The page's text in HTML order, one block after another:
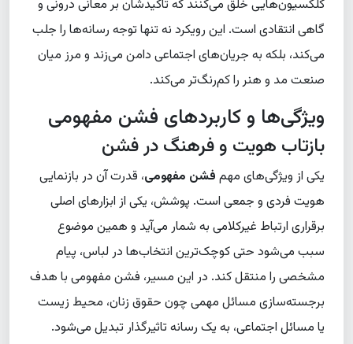
کلکسیون‌هایی خلق می‌کنند که تاکیدشان بر معانی درونی و
گاهی انتقادی است. این رویکرد نه تنها توجه رسانه‌ها را جلب
می‌کند، بلکه به جریان‌های اجتماعی دامن می‌زند و مرز میان
صنعت مد و هنر را کم‌رنگ‌تر می‌کند.
ویژگی‌ها و کاربردهای فشن مفهومی
بازتاب هویت و فرهنگ در فشن
یکی از ویژگی‌های مهمفشن مفهومی، قدرت آن در بازنمایی
هویت فردی و جمعی است. پوشش، یکی از ابزارهای اصلی
برقراری ارتباط غیرکلامی به شمار می‌آید و همین موضوع
سبب می‌شود حتی کوچک‌ترین انتخاب‌ها در لباس، پیام
مشخصی را منتقل کند. در این مسیر، فشن مفهومی با هدف
برجسته‌سازی مسائل مهمی چون حقوق زنان، محیط زیست
یا مسائل اجتماعی، به یک رسانه تاثیرگذار تبدیل می‌شود.